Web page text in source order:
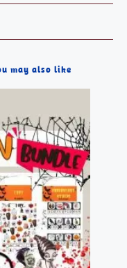
may also like